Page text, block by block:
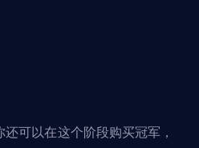
可以在这个阶段购买冠军，